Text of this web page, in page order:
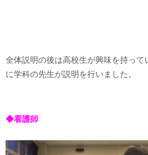
全体説明の後は高校生が興味を持って
に学科の先生が説明を行いました。
◆看護師